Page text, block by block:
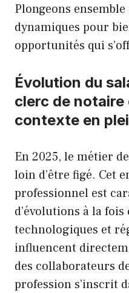
Plongeons
dynamiques pour
opportunités qui
Évolution du
clerc de notaire
contexte en
En 2025, le métier
loin d’être figé. Cet
professionnel est
d’évolutions à la
technologiques et
influencent
des collaborateurs
profession s’inscrit